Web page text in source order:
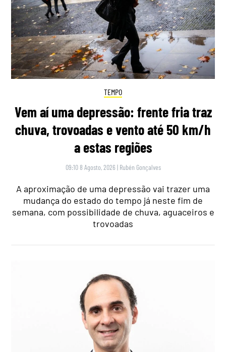
TEMPO
Vem aí uma depressão: frente fria traz
chuva, trovoadas e vento até 50 km/h
a estas regiões
09:10 8 Agosto, 2026 | Rubén Gonçalves
A aproximação de uma depressão vai trazer uma
mudança do estado do tempo já neste fim de
semana, com possibilidade de chuva, aguaceiros e
trovoadas